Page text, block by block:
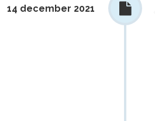
14 december 2021